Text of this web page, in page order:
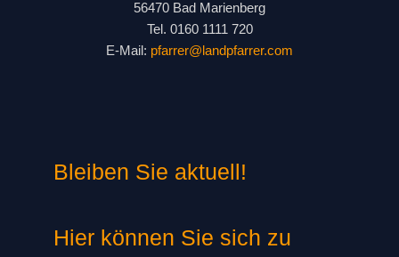
56470 Bad Marienberg
Tel. 0160 1111 720
E-Mail: pfarrer@landpfarrer.com
Bleiben Sie aktuell!
Hier können Sie sich zu